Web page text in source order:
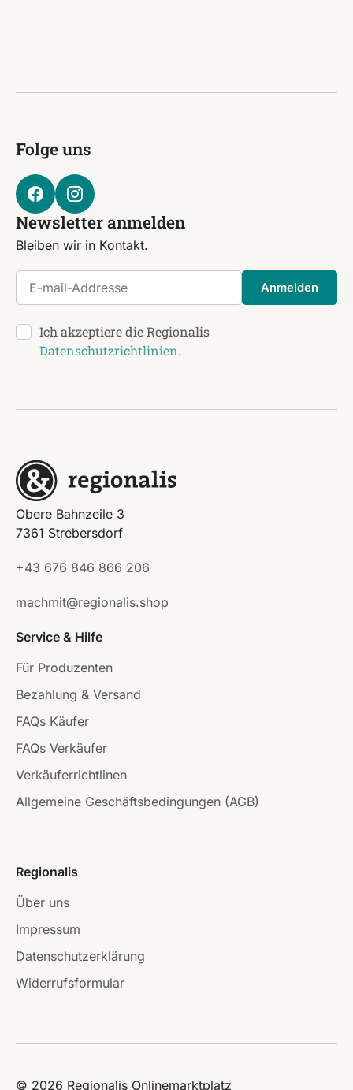
Folge uns
Newsletter anmelden
Bleiben wir in Kontakt.
E-mail-Addresse
Anmelden
Ich akzeptiere die Regionalis
Datenschutzrichtlinien.
Obere Bahnzeile 3
7361 Strebersdorf
+43 676 846 866 206
machmit@regionalis.shop
Service & Hilfe
Für Produzenten
Bezahlung & Versand
FAQs Käufer
FAQs Verkäufer
Verkäuferrichtlinen
Allgemeine Geschäftsbedingungen (AGB)
Regionalis
Über uns
Impressum
Datenschutzerklärung
Widerrufsformular
© 2026 Regionalis Onlinemarktplatz